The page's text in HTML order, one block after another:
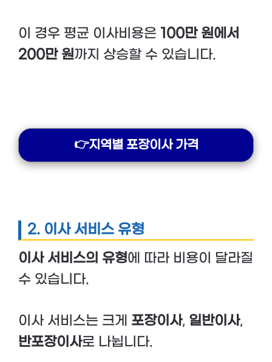
이 경우 평균 이사비용은 100만 원에서
200만 원까지 상승할 수 있습니다.
👉지역별 포장이사 가격
2. 이사 서비스 유형
이사 서비스의 유형에 따라 비용이 달라질
수 있습니다.
이사 서비스는 크게 포장이사, 일반이사,
반포장이사로 나뉩니다.